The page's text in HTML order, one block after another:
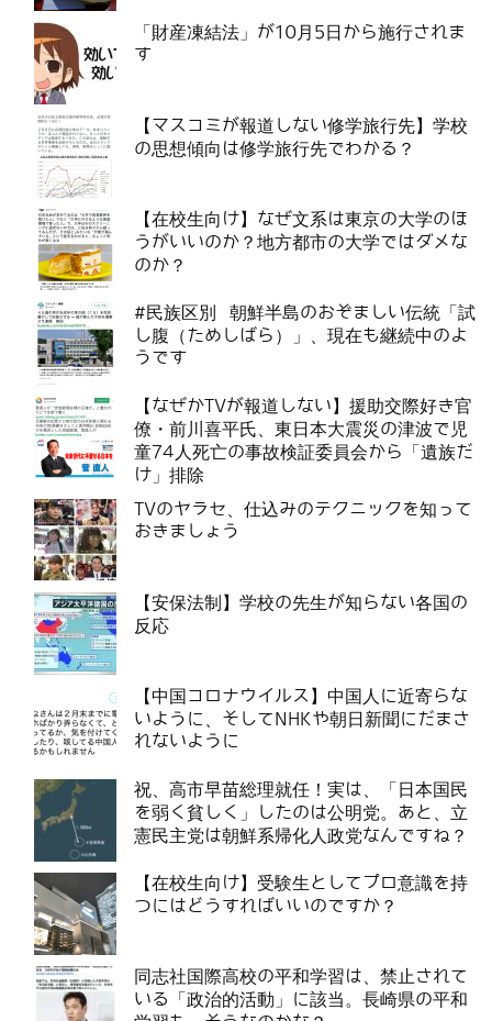
「財産凍結法」が10月5日から施行されま
す
【マスコミが報道しない修学旅行先】学校
の思想傾向は修学旅行先でわかる？
【在校生向け】なぜ文系は東京の大学のほ
うがいいのか？地方都市の大学ではダメな
のか？
#民族区別 朝鮮半島のおぞましい伝統「試
し腹（ためしばら）」、現在も継続中のよ
うです
【なぜかTVが報道しない】援助交際好き官
僚・前川喜平氏、東日本大震災の津波で児
童74人死亡の事故検証委員会から「遺族だ
け」排除
TVのヤラセ、仕込みのテクニックを知って
おきましょう
【安保法制】学校の先生が知らない各国の
反応
【中国コロナウイルス】中国人に近寄らな
いように、そしてNHKや朝日新聞にだまさ
れないように
祝、高市早苗総理就任！実は、「日本国民
を弱く貧しく」したのは公明党。あと、立
憲民主党は朝鮮系帰化人政党なんですね？
【在校生向け】受験生としてプロ意識を持
つにはどうすればいいのですか？
同志社国際高校の平和学習は、禁止されて
いる「政治的活動」に該当。長崎県の平和